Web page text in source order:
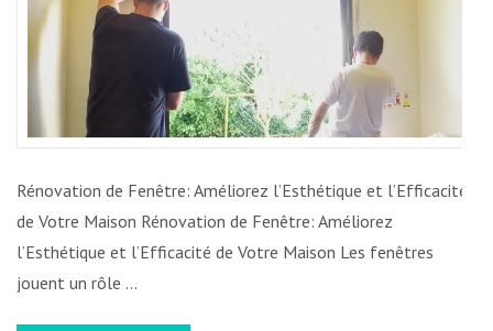
MAISON
EN
Rénovation de Fenêtre: Améliorez l’Esthétique et l’Efficacité
de Votre Maison Rénovation de Fenêtre: Améliorez
l’Esthétique et l’Efficacité de Votre Maison Les fenêtres
jouent un rôle …